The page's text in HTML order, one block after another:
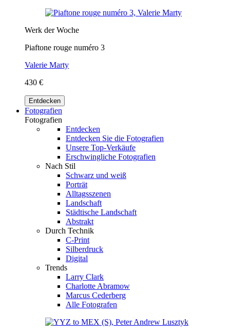
Werk der Woche
Piaftone rouge numéro 3
Valerie Marty
430 €
Entdecken
Fotografien
Fotografien
Entdecken
Entdecken Sie die Fotografien
Unsere Top-Verkäufe
Erschwingliche Fotografien
Nach Stil
Schwarz und weiß
Porträt
Alltagsszenen
Landschaft
Städtische Landschaft
Abstrakt
Durch Technik
C-Print
Silberdruck
Digital
Trends
Larry Clark
Charlotte Abramow
Marcus Cederberg
Alle Fotografen